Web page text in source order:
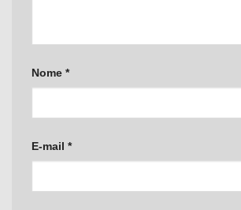
Nome *
E-mail *